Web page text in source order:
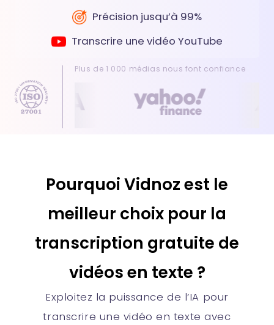
Précision jusqu’à 99%
Transcrire une vidéo YouTube
Plus de 1 000 médias nous font confiance
Pourquoi Vidnoz est le
meilleur choix pour la
transcription gratuite de
vidéos en texte ?
Exploitez la puissance de l’IA pour
transcrire une vidéo en texte avec